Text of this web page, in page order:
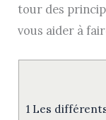
tour des
vous aider à
1 Les